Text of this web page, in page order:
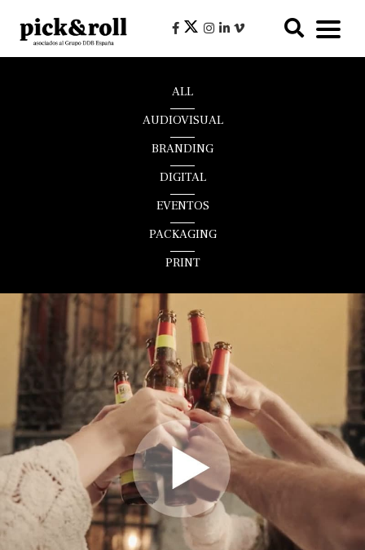
ALL
AUDIOVISUAL
BRANDING
DIGITAL
EVENTOS
PACKAGING
PRINT